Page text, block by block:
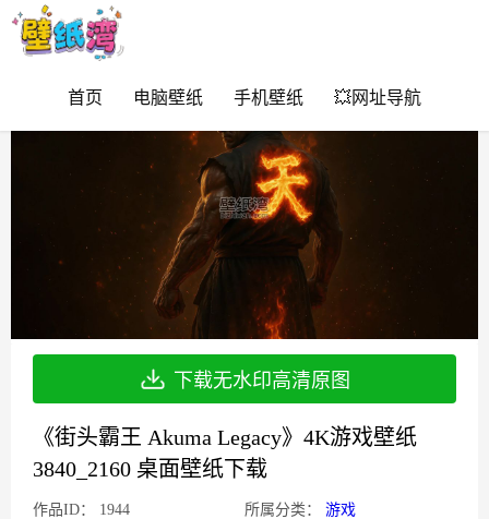
首页 电脑壁纸 手机壁纸 💥网址导航
下载无水印高清原图
《街头霸王 Akuma Legacy》4K游戏壁纸
3840_2160 桌面壁纸下载
作品ID： 1944 所属分类：
游戏